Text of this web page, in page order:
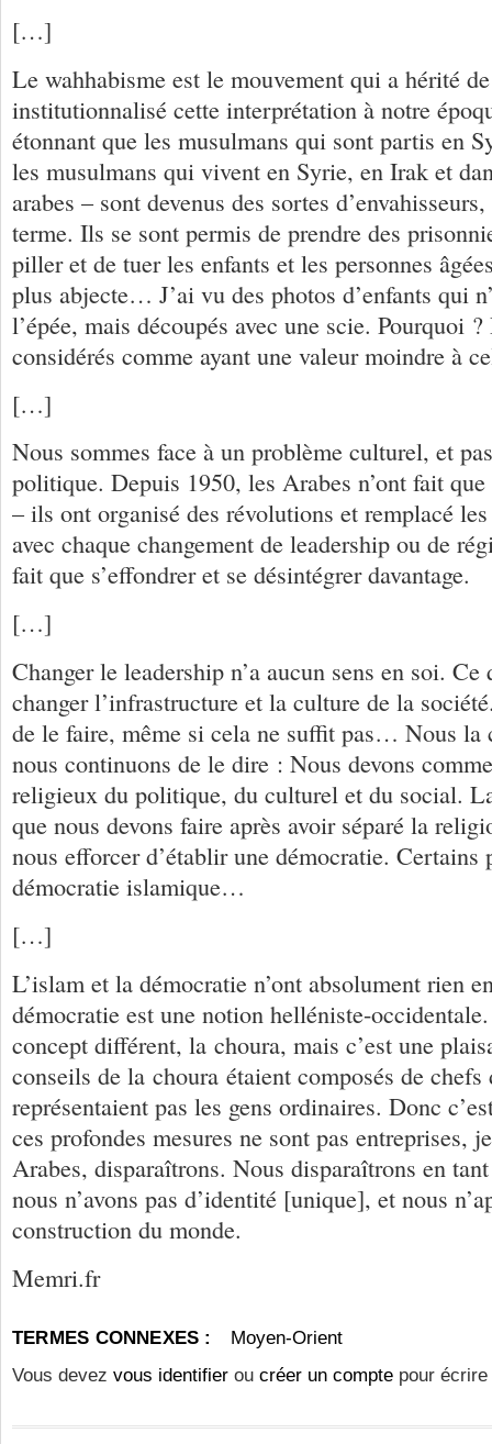
[…]
Le wahhabisme est le mouvement qui a hérité
institutionnalisé cette interprétation à notre
étonnant que les musulmans qui sont partis en
les musulmans qui vivent en Syrie, en Irak et
arabes – sont devenus des sortes
terme. Ils se sont permis de prendre des
piller et de tuer les enfants et les personnes
plus abjecte… J’ai vu des photos d’enfants qui
l’épée, mais découpés avec une scie. Pourquoi ?
considérés comme ayant une valeur moindre à
[…]
Nous sommes face à un problème culturel, et
politique. Depuis 1950, les Arabes n’ont fait
– ils ont organisé des révolutions et remplacé
avec chaque changement de leadership ou de
fait que s’effondrer et se désintégrer davantage.
[…]
Changer le leadership n’a aucun sens en soi. Ce
changer l’infrastructure et la culture de la
de le faire, même si cela ne suffit pas… Nous la
nous continuons de le dire : Nous devons
religieux du politique, du culturel et du social.
que nous devons faire après avoir séparé la
nous efforcer d’établir une démocratie. Certains
démocratie islamique…
[…]
L’islam et la démocratie n’ont absolument rien
démocratie est une notion helléniste-
concept différent, la choura, mais c’est une
conseils de la choura étaient composés de
représentaient pas les gens ordinaires. Donc
ces profondes mesures ne sont pas entreprises,
Arabes, disparaîtrons. Nous disparaîtrons en
nous n’avons pas d’identité [unique], et nous
construction du monde.
Memri.fr
TERMES CONNEXES :
Moyen-Orient
Vous devez vous identifier ou créer un compte pour